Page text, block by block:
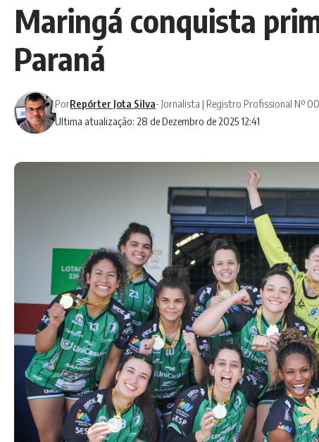
Maringá conquista
Paraná
Ultima atualização: 28 de Dezembro de 2025 12:41
PorRepórter Jota Silva- Jornalista | Registro Profissional Nº